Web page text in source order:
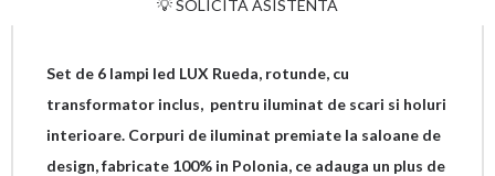
💡 SOLICITA ASISTENTA
Set de 6 lampi led LUX Rueda, rotunde, cu
transformator inclus, pentru iluminat de scari si holuri
interioare. Corpuri de iluminat premiate la saloane de
design, fabricate 100% in Polonia, ce adauga un plus de